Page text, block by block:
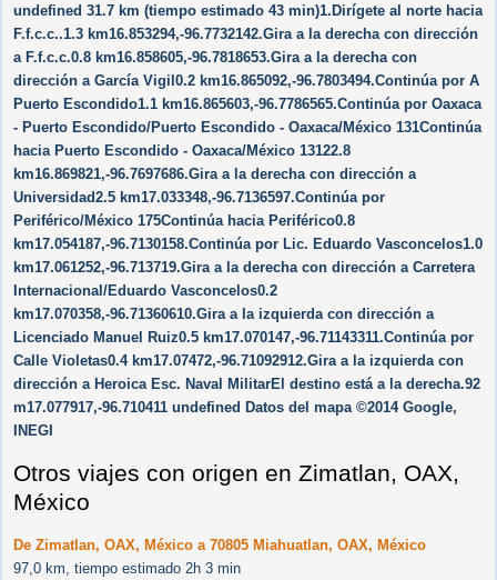
undefined 31.7 km (tiempo estimado 43 min)1.Dirígete al norte hacia
F.f.c.c..1.3 km16.853294,-96.7732142.Gira a la derecha con dirección
a F.f.c.c.0.8 km16.858605,-96.7818653.Gira a la derecha con
dirección a García Vigil0.2 km16.865092,-96.7803494.Continúa por A
Puerto Escondido1.1 km16.865603,-96.7786565.Continúa por Oaxaca
- Puerto Escondido/Puerto Escondido - Oaxaca/México 131Continúa
hacia Puerto Escondido - Oaxaca/México 13122.8
km16.869821,-96.7697686.Gira a la derecha con dirección a
Universidad2.5 km17.033348,-96.7136597.Continúa por
Periférico/México 175Continúa hacia Periférico0.8
km17.054187,-96.7130158.Continúa por Lic. Eduardo Vasconcelos1.0
km17.061252,-96.713719.Gira a la derecha con dirección a Carretera
Internacional/Eduardo Vasconcelos0.2
km17.070358,-96.71360610.Gira a la izquierda con dirección a
Licenciado Manuel Ruiz0.5 km17.070147,-96.71143311.Continúa por
Calle Violetas0.4 km17.07472,-96.71092912.Gira a la izquierda con
dirección a Heroica Esc. Naval MilitarEl destino está a la derecha.92
m17.077917,-96.710411 undefined Datos del mapa ©2014 Google,
INEGI
Otros viajes con origen en Zimatlan, OAX,
México
De Zimatlan, OAX, México a 70805 Miahuatlan, OAX, México
97,0 km, tiempo estimado 2h 3 min